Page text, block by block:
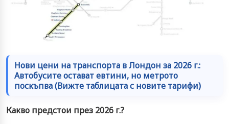
Нови цени на транспорта в Лондон за 2026 г.:
Автобусите остават евтини, но метрото
поскъпва (Вижте таблицата с новите тарифи)
Какво предстои през 2026 г.?